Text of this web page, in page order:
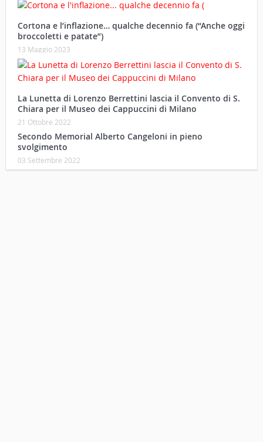
Cortona e l’inflazione… qualche decennio fa (“Anche oggi
broccoletti e patate”)
13 Maggio 2023
La Lunetta di Lorenzo Berrettini lascia il Convento di S.
Chiara per il Museo dei Cappuccini di Milano
21 Ottobre 2022
Secondo Memorial Alberto Cangeloni in pieno
svolgimento
03 Settembre 2022